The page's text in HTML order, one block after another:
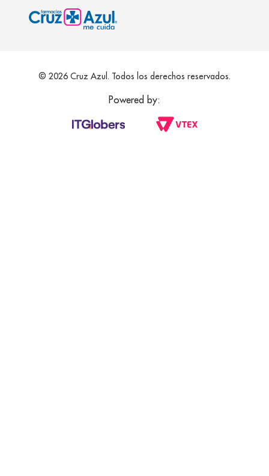
© 2026 Cruz Azul. Todos los derechos reservados.
Powered by: